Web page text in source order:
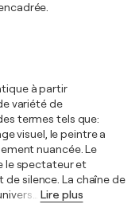
à partir
variété de
termes tels que:
visuel, le peintre a
nuancée. Le
le spectateur et
silence. La chaîne de
Lire plus